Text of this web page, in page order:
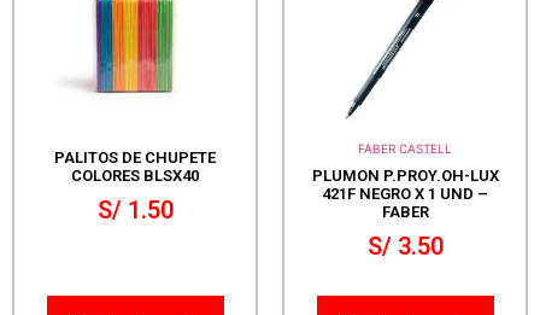
PALITOS DE CHUPETE
COLORES BLSX40
S/1.50
FABER CASTELL
PLUMON P.PROY.OH-LUX
421F NEGRO X 1 UND –
FABER
S/3.50